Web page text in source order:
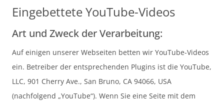
Eingebettete YouTube-Videos
Art und Zweck der Verarbeitung:
Auf einigen unserer Webseiten betten wir YouTube-Videos
ein. Betreiber der entsprechenden Plugins ist die YouTube,
LLC, 901 Cherry Ave., San Bruno, CA 94066, USA
(nachfolgend „YouTube“). Wenn Sie eine Seite mit dem